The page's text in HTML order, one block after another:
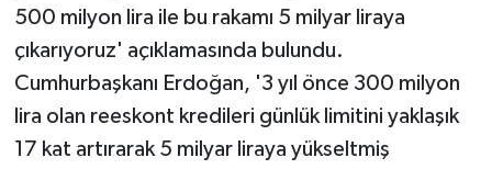
500 milyon lira ile bu rakamı 5 milyar liraya
çıkarıyoruz' açıklamasında bulundu.
Cumhurbaşkanı Erdoğan, '3 yıl önce 300 milyon
lira olan reeskont kredileri günlük limitini yaklaşık
17 kat artırarak 5 milyar liraya yükseltmiş